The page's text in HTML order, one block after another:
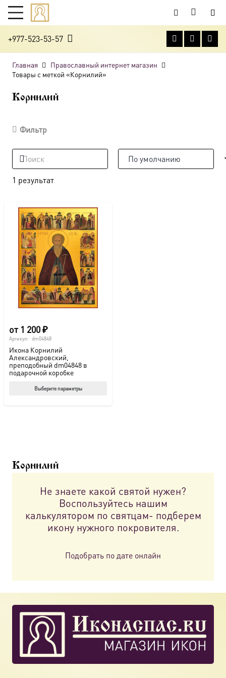
+977-523-53-57
Главная
Православный интернет магазин
Товары с меткой «Корнилий»
Корнилий
Фильтр
1 результат
от 1 200₽
Артикул: dm04848
Икона Корнилий
Александровский,
преподобный dm04848 в
подарочной коробке
Выберите параметры
выбрать
странице
товара.
Корнилий
Не знаете какой святой нужен?
Воспользуйтесь нашим
калькулятором по святцам- подберем
икону нужного покровителя.
Подобрать по дате онлайн